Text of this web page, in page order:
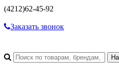
(4212)62-45-92
Заказать звонок